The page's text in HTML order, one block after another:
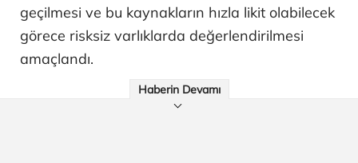
geçilmesi ve bu kaynakların hızla likit olabilecek
görece risksiz varlıklarda değerlendirilmesi
amaçlandı.
Haberin Devamı